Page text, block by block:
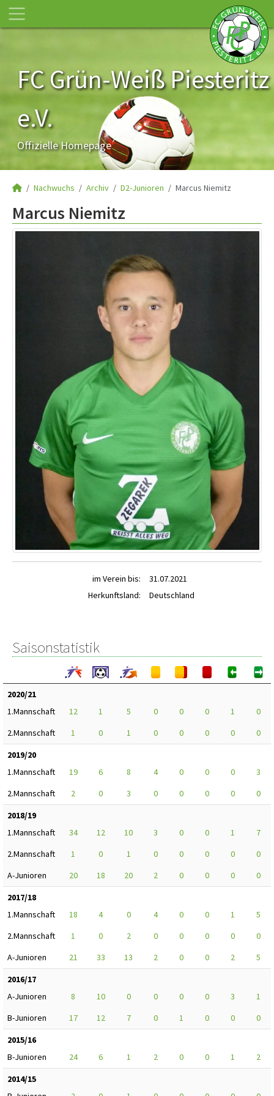
FC Grün-Weiß Piesteritz
e.V.
Offizielle Homepage
Nachwuchs Archiv D2-Junioren Marcus Niemitz
Marcus Niemitz
im Verein bis:
31.07.2021
Herkunftsland:
Deutschland
Saisonstatistik
2020/21
1.Mannschaft
12 1 5 0 0 0 1
0
2.Mannschaft
1 0 1 0 0 0 0
0
2019/20
1.Mannschaft
19 6 8 4 0 0 0
3
2.Mannschaft
2 0 3 0 0 0 0
0
2018/19
1.Mannschaft
34 12 10 3 0 0 1
7
2.Mannschaft
1 0 1 0 0 0 0
0
A-Junioren
20 18 20 2 0 0 0
0
2017/18
1.Mannschaft
18 4 0 4 0 0 1
5
2.Mannschaft
1 0 2 0 0 0 0
0
A-Junioren
21 33 13 2 0 0 2
5
2016/17
A-Junioren
8 10 0 0 0 0 3
1
B-Junioren
17 12 7 0 1 0 0
0
2015/16
B-Junioren
24 6 1 2 0 0 1
2
2014/15